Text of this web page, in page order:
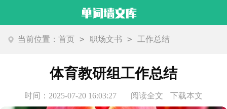
当前位置：首页 > 职场文书 > 工作总结
体育教研组工作总结
时间：2025-07-20 16:03:27 阅读全文 下载本文